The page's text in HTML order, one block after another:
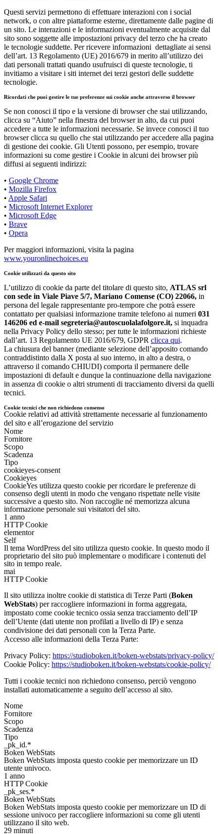
Questi servizi permettono di effettuare interazioni con i social
network, o con altre piattaforme esterne, direttamente dalle pagine di
un sito. Le interazioni e le informazioni eventualmente acquisite dal
sito sono soggette alle impostazioni privacy del terzo che ha creato
le tecnologie suddette. Per ricevere informazioni dettagliate ai sensi
dell’art. 13 Regolamento (UE) 2016/679 in merito all’utilizzo dei
dati personali trattati quando usufruisci di queste tecnologie, ti
invitiamo a visitare i siti internet dei terzi gestori delle suddette
tecnologie.
Ricordati che puoi gestire le tue preferenze sui cookie anche attraverso il browser
Se non conosci il tipo e la versione di browser che stai utilizzando,
clicca su “Aiuto” nella finestra del browser in alto, da cui puoi
accedere a tutte le informazioni necessarie. Se invece conosci il tuo
browser clicca su quello che stai utilizzando per accedere alla pagina
di gestione dei cookie. Gli Utenti possono, per esempio, trovare
informazioni su come gestire i Cookie in alcuni dei browser più
diffusi ai seguenti indirizzi:
• Google Chrome
• Mozilla Firefox
• Apple Safari
• Microsoft Internet Explorer
• Microsoft Edge
• Brave
• Opera
Per maggiori informazioni, visita la pagina
www.youronlinechoices.eu
Cookie utilizzati da questo sito
L’utilizzo di cookie da parte del titolare di questo sito, ATLAS srl
con sede in Viale Piave 5/7, Mariano Comense (CO) 22066, in
persona del legale rappresentante pro-tempore che potrà essere
contattato per qualsiasi informazione tramite telefono ai numeri 031
146206 ed e-mail segreteria@autoscuolalafolgore.it, si inquadra
nella Privacy Policy dello stesso; per tutte le informazioni richieste
dall’art. 13 Regolamento UE 2016/679, GDPR clicca qui.
La chiusura del banner (mediante selezione dell’apposito comando
contraddistinto dalla X posta al suo interno, in alto a destra, o
attraverso il comando CHIUDI) comporta il permanere delle
impostazioni di default e dunque la continuazione della navigazione
in assenza di cookie o altri strumenti di tracciamento diversi da quelli
tecnici.
Cookie tecnici che non richiedono consenso
Cookie relativi ad attività strettamente necessarie al funzionamento
del sito e all’erogazione del servizio
Nome
Fornitore
Scopo
Scadenza
Tipo
cookieyes-consent
Cookieyes
CookieYes utilizza questo cookie per ricordare le preferenze di
consenso degli utenti in modo che vengano rispettate nelle visite
successive a questo sito. Non raccoglie né memorizza alcuna
informazione personale sui visitatori del sito.
1 anno
HTTP Cookie
elementor
Self
Il tema WordPress del sito utilizza questo cookie. In questo modo il
proprietario del sito può implementare o modificare i contenuti del
sito in tempo reale.
mai
HTTP Cookie
Il sito utilizza inoltre cookie di statistica di Terze Parti (Boken
WebStats) per raccogliere informazioni in forma aggregata,
impostato come cookie tecnico ossia senza tracciamento dell’IP
dell’Utente (dati utente non profilati a livello di IP) e senza
condivisione dei dati personali con la Terza Parte.
Accesso alle informazioni della Terza Parte:
Privacy Policy: https://studioboken.it/boken-webstats/privacy-policy/
Cookie Policy: https://studioboken.it/boken-webstats/cookie-policy/
Tutti i cookie tecnici non richiedono consenso, perciò vengono
installati automaticamente a seguito dell’accesso al sito.
Nome
Fornitore
Scopo
Scadenza
Tipo
_pk_id.*
Boken WebStats
Boken WebStats imposta questo cookie per memorizzare un ID
utente univoco.
1 anno
HTTP Cookie
_pk_ses.*
Boken WebStats
Boken WebStats imposta questo cookie per memorizzare un ID di
sessione univoco per raccogliere informazioni su come gli utenti
utilizzano il sito web.
29 minuti